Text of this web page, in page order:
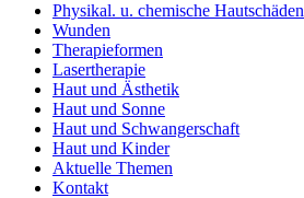
Physikal. u. chemische Hautschäden
Wunden
Therapieformen
Lasertherapie
Haut und Ästhetik
Haut und Sonne
Haut und Schwangerschaft
Haut und Kinder
Aktuelle Themen
Kontakt